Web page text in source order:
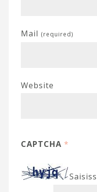
Mail (required)
Website
CAPTCHA *